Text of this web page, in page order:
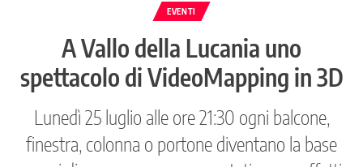
EVENTI
A Vallo della Lucania uno
spettacolo di VideoMapping in 3D
Lunedì 25 luglio alle ore 21:30 ogni balcone,
finestra, colonna o portone diventano la base